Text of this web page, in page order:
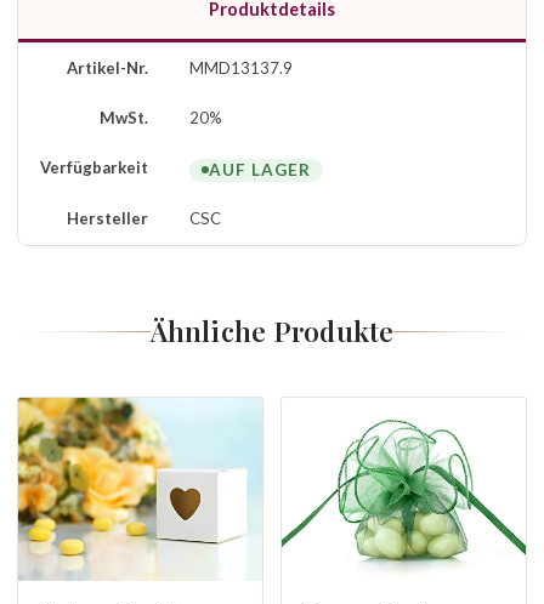
Produktdetails
Artikel-Nr. MMD13137.9
MwSt. 20%
Verfügbarkeit AUF LAGER
Hersteller CSC
Ähnliche Produkte